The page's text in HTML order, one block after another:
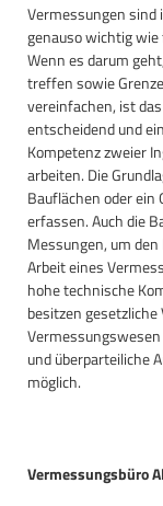
Vermessungen sind
genauso wichtig
Wenn es darum
treffen sowie
vereinfachen, ist
entscheidend und
Kompetenz zweier
arbeiten. Die
Bauflächen oder ein
erfassen. Auch die
Messungen, um
Arbeit eines
hohe technische
besitzen
und überparteiliche
möglich.
Vermessungsbüro